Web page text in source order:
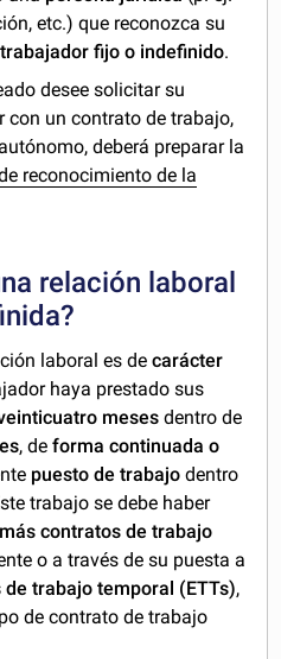
etc.) que reconozca su
fijo o indefinido.
desee solicitar su
un contrato de trabajo,
deberá preparar la
reconocimiento de la
relación laboral
laboral es de carácter
haya prestado sus
meses dentro de
, deforma continuada o
puesto de trabajo dentro
trabajo se debe haber
contratos de trabajo
o a través de su puesta a
de trabajo temporal (ETTs),
de contrato de trabajo